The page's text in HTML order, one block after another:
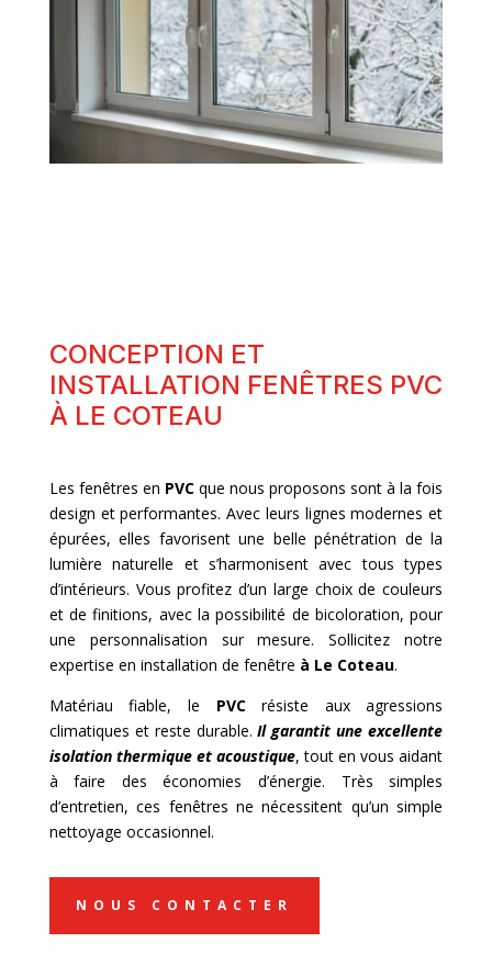
CONCEPTION ET
INSTALLATION FENÊTRES PVC
À LE COTEAU
Les fenêtres en PVCque nous proposons sont à la fois
design et performantes. Avec leurs lignes modernes et
épurées, elles favorisent une belle pénétration de la
lumière naturelle et s’harmonisent avec tous types
d’intérieurs. Vous profitez d’un large choix de couleurs
et de finitions, avec la possibilité de bicoloration, pour
une personnalisation sur mesure. Sollicitez notre
expertise en installation de fenêtre à Le Coteau.
Matériau fiable, le PVCrésiste aux agressions
climatiques et reste durable.Il garantit une excellente
isolation thermique et acoustique, tout en vous aidant
à faire des économies d’énergie. Très simples
d’entretien, ces fenêtres ne nécessitent qu’un simple
nettoyage occasionnel.
NOUS CONTACTER